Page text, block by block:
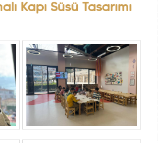
Kapı Süsü Tasarımı